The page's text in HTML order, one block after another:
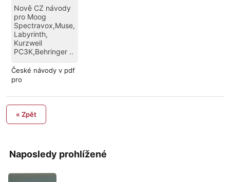
Naposledy prohlížené
Nově CZ návody
pro Moog
Spectravox,Muse,
Labyrinth,
Kurzweil
PC3K,Behringer ..
České návody v pdf
pro
« Zpět